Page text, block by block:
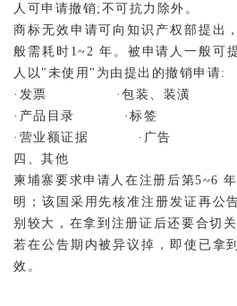
人可申请撤销;不可抗力除外。
商标无效申请可向知识产权部提出
般需耗时1~2 年。被申请人一般可
人以"未使用"为由提出的撤销申请:
·发票 ·包装、装潢 ·
·产品目录 ·标签 ·市
·营业额证据 ·广告
四、其他
柬埔寨要求申请人在注册后第5~6
明；该国采用先核准注册发证再公
别较大，在拿到注册证后还要合切
若在公告期内被异议掉，即使已拿
效。